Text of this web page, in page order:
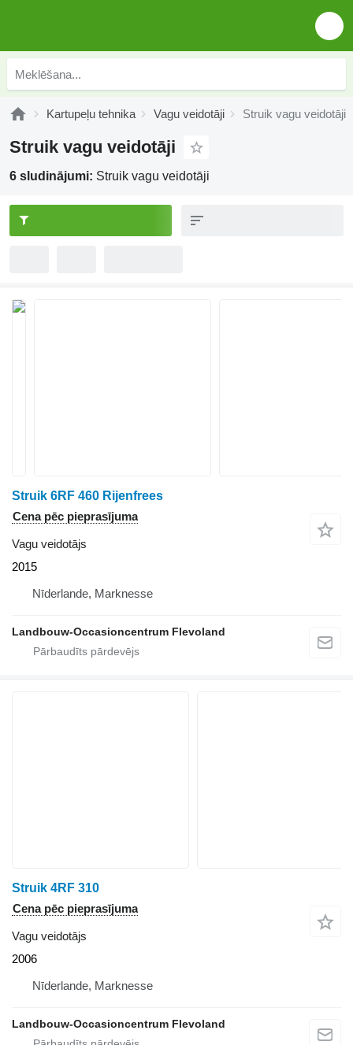
Kartupeļu tehnika Vagu veidotāji Struik vagu veidotāji
Struik vagu veidotāji
6 sludinājumi: Struik vagu veidotāji
Struik 6RF 460 Rijenfrees
Cena pēc pieprasījuma
Vagu veidotājs
2015
Nīderlande, Marknesse
Landbouw-Occasioncentrum Flevoland
Struik 4RF 310
Cena pēc pieprasījuma
Vagu veidotājs
2006
Nīderlande, Marknesse
Landbouw-Occasioncentrum Flevoland